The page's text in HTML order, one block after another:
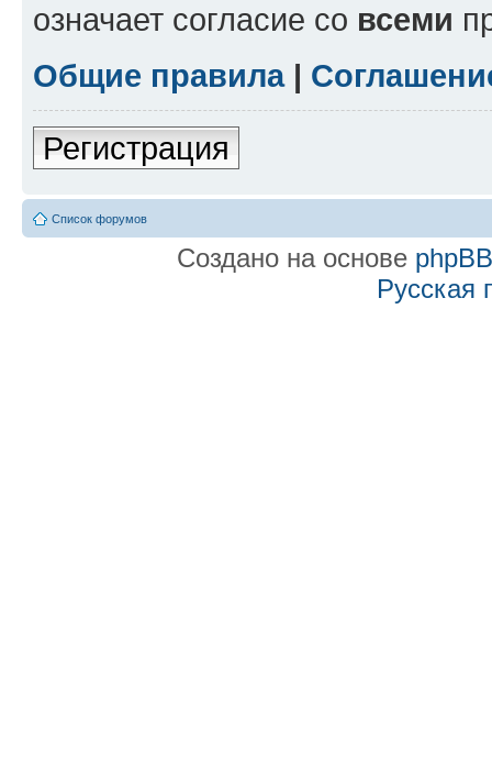
означает согласие со всеми
Общие правила|
Регистрация
Список форумов
Создано на основе phpBB
Русская